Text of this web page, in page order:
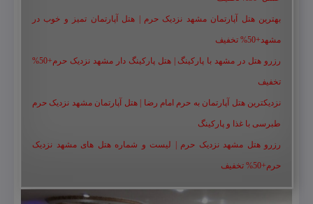
بهترین هتل آپارتمان مشهد نزدیک حرم | هتل آپارتمان تمیز و خوب در
مشهد+50% تخفیف
رزرو هتل در مشهد با پارکینگ | هتل پارکینگ دار مشهد نزدیک حرم+50%
تخفیف
نزدیکترین هتل آپارتمان به حرم امام رضا | هتل آپارتمان مشهد نزدیک حرم
طبرسی با غذا و پارکینگ
رزرو هتل مشهد نزدیک حرم | لیست و شماره هتل های مشهد نزدیک
حرم+50% تخفیف